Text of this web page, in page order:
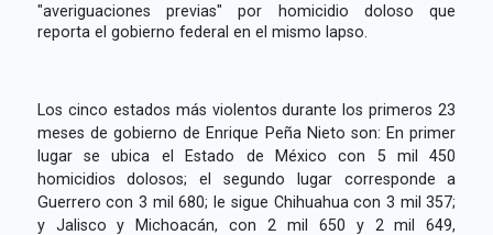
"averiguaciones previas" por homicidio doloso que
reporta el gobierno federal en el mismo lapso.
Los cinco estados más violentos durante los primeros 23
meses de gobierno de Enrique Peña Nieto son: En primer
lugar se ubica el Estado de México con 5 mil 450
homicidios dolosos; el segundo lugar corresponde a
Guerrero con 3 mil 680; le sigue Chihuahua con 3 mil 357;
y Jalisco y Michoacán, con 2 mil 650 y 2 mil 649,